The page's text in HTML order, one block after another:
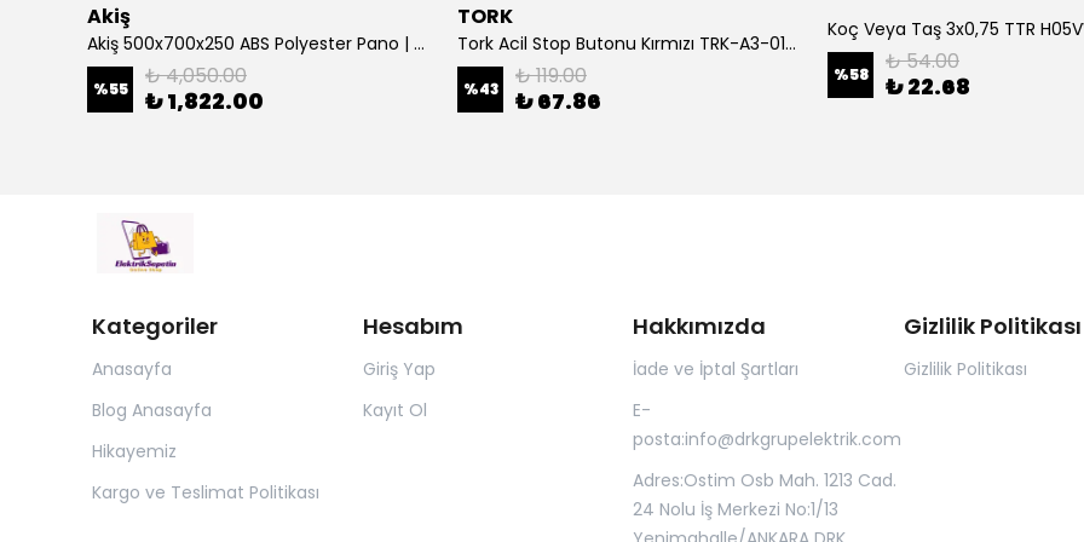
Akiş
Akiş 500x700x250 ABS Polyester Pano | Duvar Pano | Plastik Elektrik Panosu
%55 ₺ 4,050.00
₺ 1,822.00
TORK
Tork Acil Stop Butonu Kırmızı TRK-A3-01ZS Acil Durum Butonu | Kırmızı Mantar Tipi NC1
%43 ₺ 119.00
₺ 67.86
%58 ₺ 54.00
₺ 22.68
Kategoriler
Anasayfa
Blog Anasayfa
Hikayemiz
Kargo ve Teslimat Politikası
Hesabım
Giriş Yap
Kayıt Ol
Hakkımızda
İade ve İptal Şartları
E-
posta:info@drkgrupelektrik.com
Adres:Ostim Osb Mah. 1213 Cad.
24 Nolu İş Merkezi No:1/13
Gizlilik Politikası
Gizlilik Politikası